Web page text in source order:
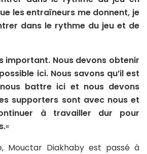
les entraîneurs me donnent, je
dans le rythme du jeu et de
important. Nous devons obtenir
ici. Nous savons qu’il est
battre ici et nous devons
supporters sont avec nous et
à travailler dur pour
«
Mouctar Diakhaby est passé à